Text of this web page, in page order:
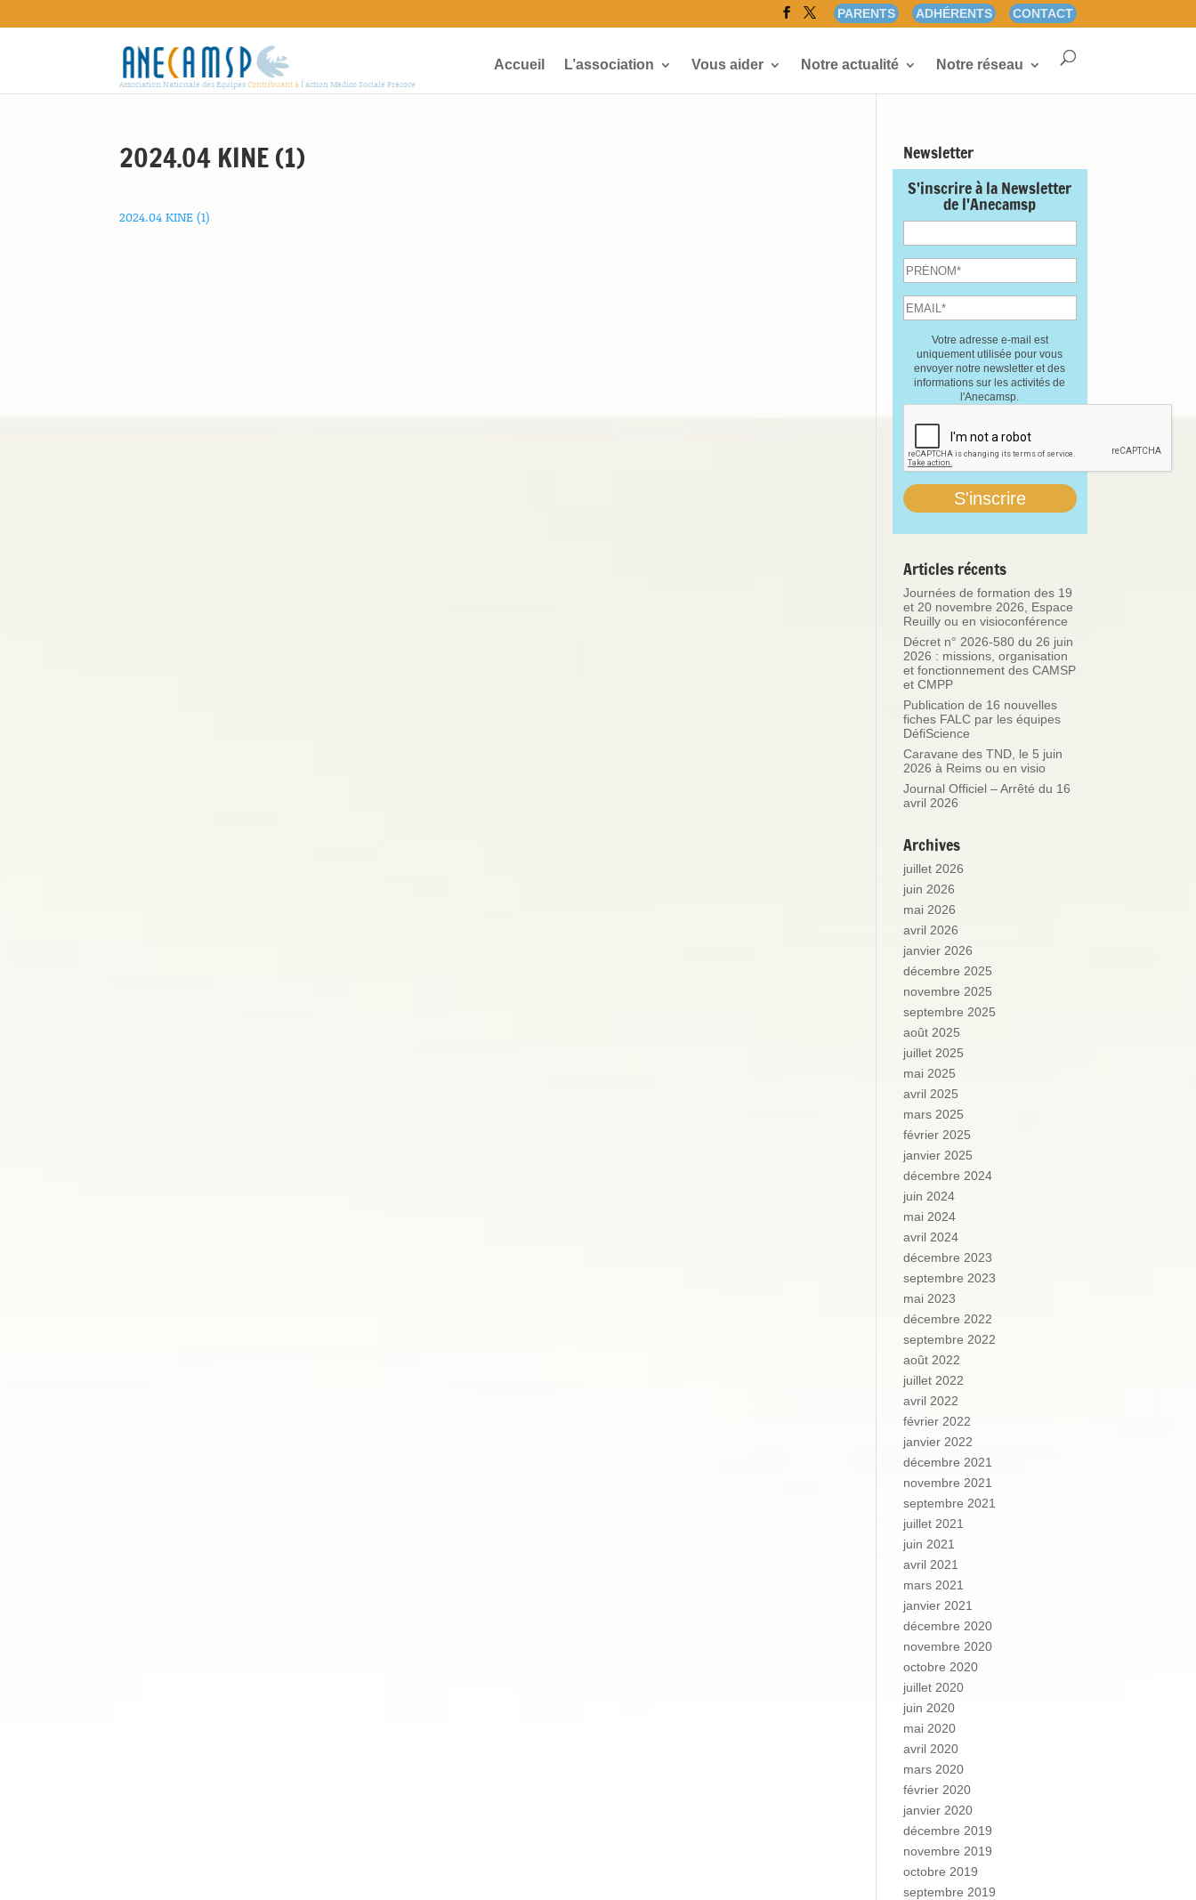
PARENTS ADHÉRENTS CONTACT
Association Nationale des EquipesContribuant àl'action Médico Sociale Précoce
Accueil L’association Vous aider Notre actualité Notre réseau
2024.04 KINE (1)
2024.04 KINE (1)
Newsletter
S'inscrire à la Newsletter
de l'Anecamsp
Votre adresse e-mail est
uniquement utilisée pour vous
envoyer notre newsletter et des
informations sur les activités de
l'Anecamsp.
Articles récents
Journées de formation des 19
et 20 novembre 2026, Espace
Reuilly ou en visioconférence
Décret n° 2026-580 du 26 juin
2026 : missions, organisation
et fonctionnement des CAMSP
et CMPP
Publication de 16 nouvelles
fiches FALC par les équipes
DéfiScience
Caravane des TND, le 5 juin
2026 à Reims ou en visio
Journal Officiel – Arrêté du 16
avril 2026
Archives
juillet 2026
juin 2026
mai 2026
avril 2026
janvier 2026
décembre 2025
novembre 2025
septembre 2025
août 2025
juillet 2025
mai 2025
avril 2025
mars 2025
février 2025
janvier 2025
décembre 2024
juin 2024
mai 2024
avril 2024
décembre 2023
septembre 2023
mai 2023
décembre 2022
septembre 2022
août 2022
juillet 2022
avril 2022
février 2022
janvier 2022
décembre 2021
novembre 2021
septembre 2021
juillet 2021
juin 2021
avril 2021
mars 2021
janvier 2021
décembre 2020
novembre 2020
octobre 2020
juillet 2020
juin 2020
mai 2020
avril 2020
mars 2020
février 2020
janvier 2020
décembre 2019
novembre 2019
octobre 2019
septembre 2019